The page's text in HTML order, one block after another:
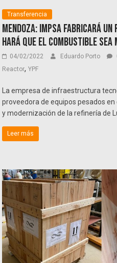
Transferencia
Mendoza: IMPSA fabricará
hará que el combustible sea
04/02/2022 Eduardo Porto
Reactor,YPF
La empresa de infraestructura
proveedora de equipos pesados
y modernización de la refinería de
Leer más